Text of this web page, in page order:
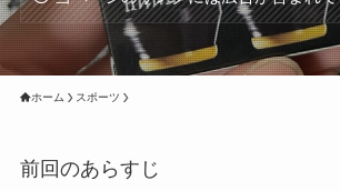
ホーム スポーツ
前回のあらすじ